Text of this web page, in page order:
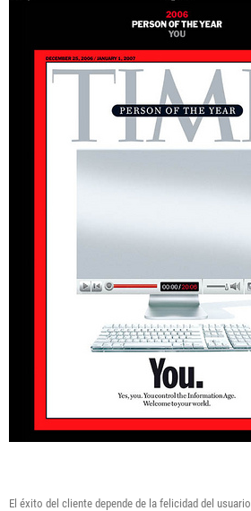
El éxito del cliente depende de la felicidad del usuario